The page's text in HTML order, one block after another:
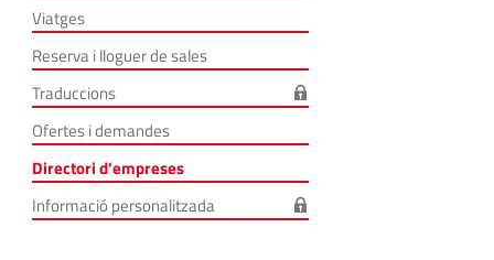
Viatges
Reserva i lloguer de sales
Traduccions
Ofertes i demandes
Directori d'empreses
Informació personalitzada